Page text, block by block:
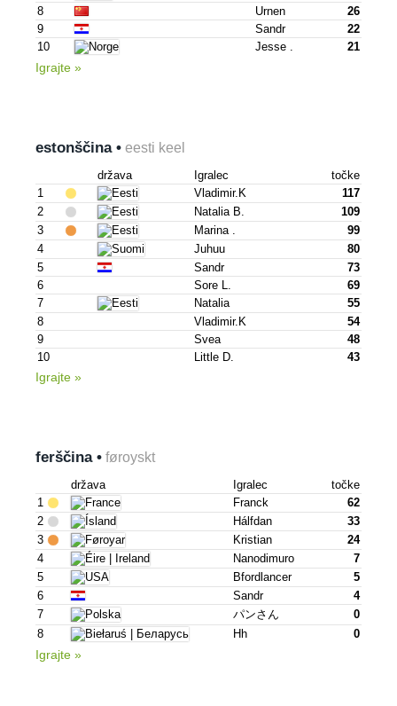
8
Urnen
26
9
Sandr
22
10
Jesse . 21
Igrajte »
estonščina • eesti keel
država Igralec
točke
1
Vladimir.k
117
2
Natalia B.
109
3
Marina .
99
4
Juhuu
80
5
Sandr
73
6
Sore L.
69
7
Natalia
55
8
Vladimir.k
54
9
Svea
48
10
Little D. 43
Igrajte »
ferščina • føroyskt
država Igralec
točke
1
Franck
62
2
Hálfdan
33
3
Kristian
24
4
Nanodimuro
7
5
Bfordlancer
5
6
Sandr
4
7
パンさん
0
8
Hh 0
Igrajte »